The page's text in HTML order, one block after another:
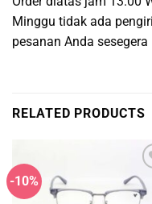
Minggu tidak ada
pesanan Anda
RELATED PRODUCTS
-10%